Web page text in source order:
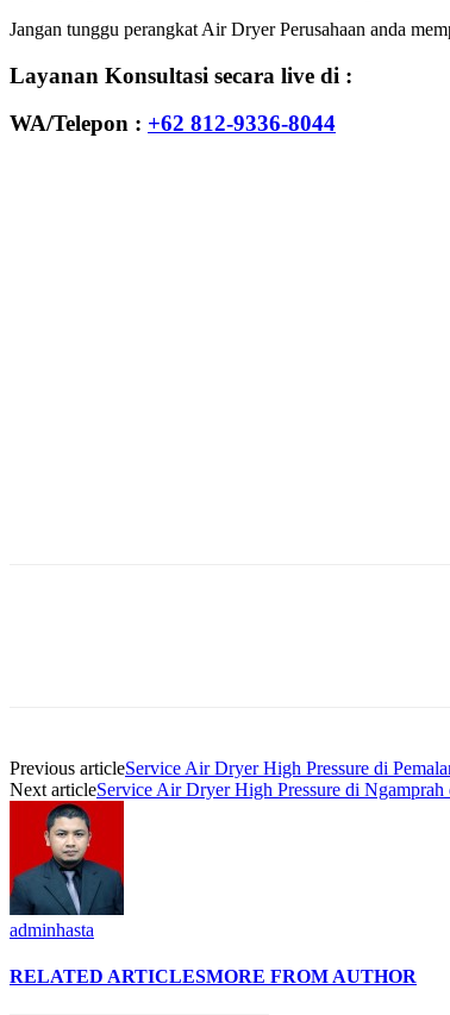
Jangan tunggu perangkat Air Dryer Perusahaan anda
Layanan Konsultasi secara live di :
WA/Telepon : +62 812-9336-8044
Previous articleService Air Dryer High Pressure di
Next articleService Air Dryer High Pressure di Ngamprah
adminhasta
RELATED ARTICLESMORE FROM AUTHOR